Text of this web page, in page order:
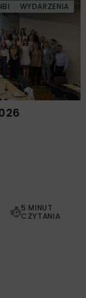
WYDARZENIA
5 MINUT
CZYTANIA